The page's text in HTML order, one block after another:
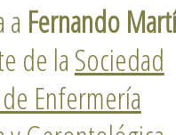
a Fernando
de laSociedad
Enfermería